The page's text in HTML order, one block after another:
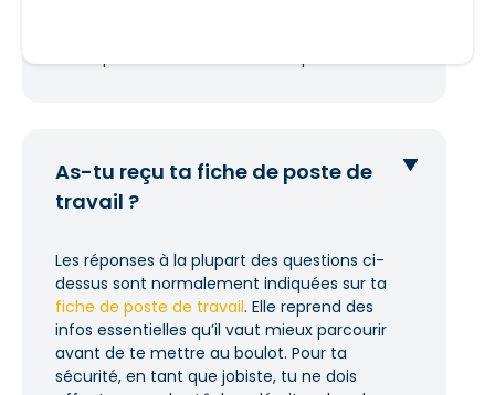
As-tu reçu ta fiche de poste de
travail ?
Les réponses à la plupart des questions ci-
dessus sont normalement indiquées sur ta
fiche de poste de travail. Elle reprend des
infos essentielles qu’il vaut mieux parcourir
avant de te mettre au boulot. Pour ta
sécurité, en tant que jobiste, tu ne dois